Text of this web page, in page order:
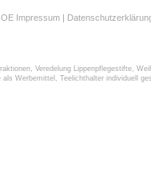
Impressum
, Veredelung Lippenpflegestifte,
als Werbemittel , Teelichthalter individuell